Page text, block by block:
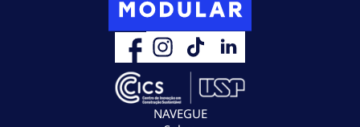
NAVEGUE